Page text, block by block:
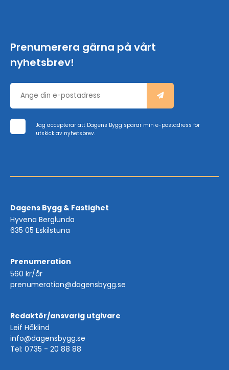
Prenumerera gärna på vårt
nyhetsbrev!
Jag accepterar att Dagens Bygg sparar min e-postadress för
utskick av nyhetsbrev.
Dagens Bygg & Fastighet
Hyvena Berglunda
635 05 Eskilstuna
Prenumeration
560 kr/år
prenumeration@dagensbygg.se
Redaktör/ansvarig utgivare
Leif Håklind
info@dagensbygg.se
Tel: 0735 - 20 88 88